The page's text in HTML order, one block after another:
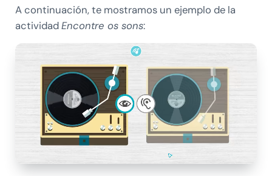
A continuación, te mostramos un ejemplo de la
actividadEncontre os sons: